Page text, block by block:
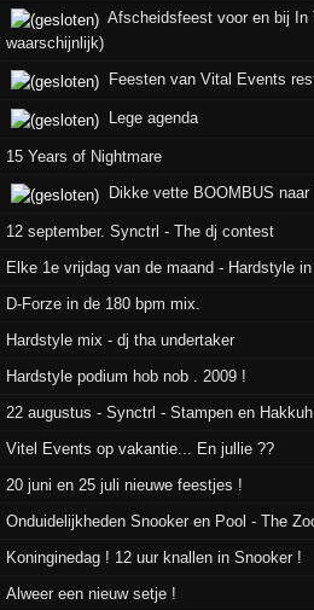
Afscheidsfeest voor en bij In
waarschijnlijk)
Feesten van Vital Events
Lege agenda
15 Years of Nightmare
Dikke vette BOOMBUS naar
12 september. Synctrl - The dj contest
Elke 1e vrijdag van de maand - Hardstyle
D-Forze in de 180 bpm mix.
Hardstyle mix - dj tha undertaker
Hardstyle podium hob nob . 2009 !
22 augustus - Synctrl - Stampen en
Vitel Events op vakantie... En jullie ??
20 juni en 25 juli nieuwe feestjes !
Onduidelijkheden Snooker en Pool - The
Koninginedag ! 12 uur knallen in Snooker !
Alweer een nieuw setje !